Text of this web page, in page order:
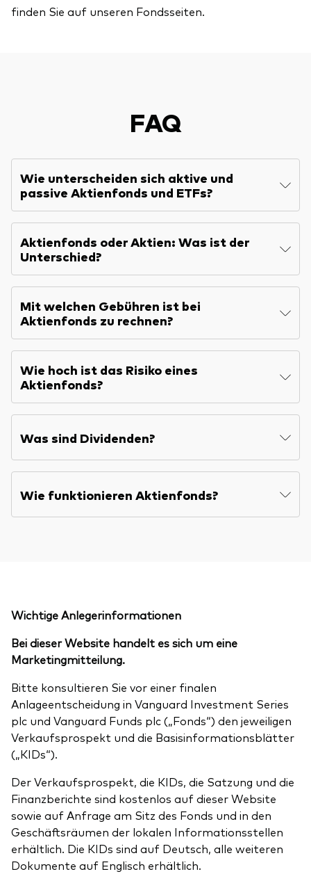
finden Sie auf unseren Fondsseiten.
FAQ
Wie unterscheiden sich aktive und
passive Aktienfonds und ETFs?
Aktienfonds oder Aktien: Was ist der
Unterschied?
Mit welchen Gebühren ist bei
Aktienfonds zu rechnen?
Wie hoch ist das Risiko eines
Aktienfonds?
Was sind Dividenden?
Wie funktionieren Aktienfonds?
Wichtige Anlegerinformationen
Bei dieser Website handelt es sich um eine
Marketingmitteilung.
Bitte konsultieren Sie vor einer finalen
Anlageentscheidung in Vanguard Investment Series
plc und Vanguard Funds plc („Fonds“) den jeweiligen
Verkaufsprospekt und die Basisinformationsblätter
(„KIDs“).
Der Verkaufsprospekt, die KIDs, die Satzung und die
Finanzberichte sind kostenlos auf dieser Website
sowie auf Anfrage am Sitz des Fonds und in den
Geschäftsräumen der lokalen Informationsstellen
erhältlich. Die KIDs sind auf Deutsch, alle weiteren
Dokumente auf Englisch erhältlich.